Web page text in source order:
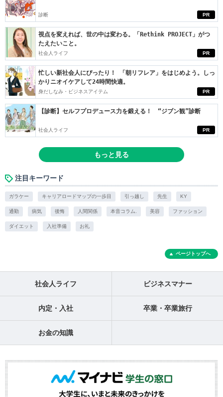
PR
診断
PR
視点を変えれば、世の中は変わる。「Rethink PROJECT」がつ
たえたいこと。
社会人ライフ
PR
忙しい新社会人にぴったり！ 「朝リフレア」をはじめよう。しっ
かりニオイケアして24時間快適。
身だしなみ・ビジネスアイテム
PR
【診断】セルフプロデュース力を鍛える！ “ジブン観”診断
社会人ライフ
もっと見る
注目キーワード
ガラケー キャリアロードマップの一歩目 引っ越し 先生 KY
通勤 病気 後悔 人間関係 本音コラム. 美容 ファッション
ダイエット 入社準備 お礼
ページトップへ
社会人ライフ ビジネスマナー
内定・入社 卒業・卒業旅行
お金の知識